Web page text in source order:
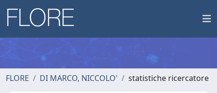
FLORE DI MARCO, NICCOLO' statistiche ricercatore